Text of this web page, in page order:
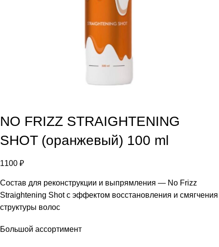
NO FRIZZ STRAIGHTENING
SHOT (оранжевый) 100 ml
1100 ₽
Состав для реконструкции и выпрямления — No Frizz
Straightening Shot с эффектом восстановления и смягчения
структуры волос
Большой ассортимент